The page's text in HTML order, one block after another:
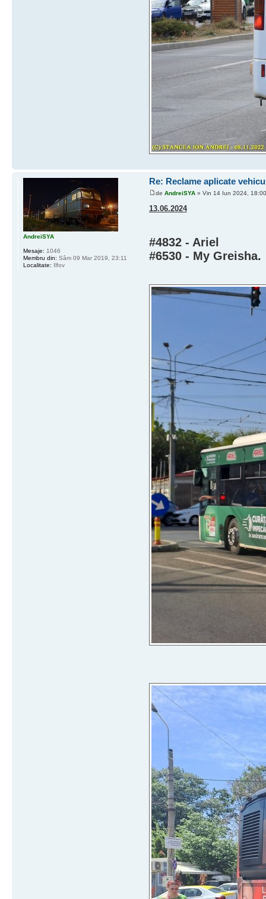
Re: Reclame aplicate
de AndreiSYA» Vin 14 Iun 2024, 18:00
13.06.2024
#4832 - Ariel
#6530 - My Greisha.
AndreiSYA
Mesaje: 1046
Membru din: Sâm 09 Mar 2019, 23:11
Localitate: Ilfov